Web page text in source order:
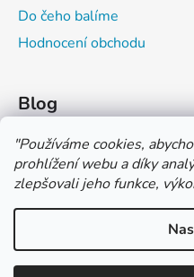
"Používáme cookies,
prohlížení webu a díky
zlepšovali jeho funkce,
*** TUČNĚ ZVÝRAZNĚNÁ CENA
*** Vážení zákazníci, pokud při
NA FAKTURU (PLATBA
Do čeho balíme
Hodnocení obchodu
Blog
Čím můžeš psát do
Jak na číslování sešitů
Značení tvrdosti